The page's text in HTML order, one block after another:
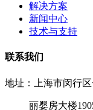
解决方案
新闻中心
技术与支持
联系我们
地址：上海市闵行
丽婴房大楼